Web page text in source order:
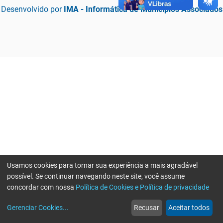
Desenvolvido por IMA - Informática de Municípios Associados
web
Notícias
more_horiz
Mais
Usamos cookies para tornar sua experiência a mais agradável
possível. Se continuar navegando neste site, você assume
concordar com nossa Política de Cookies e Política de privacidade
Gerenciar Cookies... Recusar Aceitar todos
Erro ao enviar informações, por favor tente novamente